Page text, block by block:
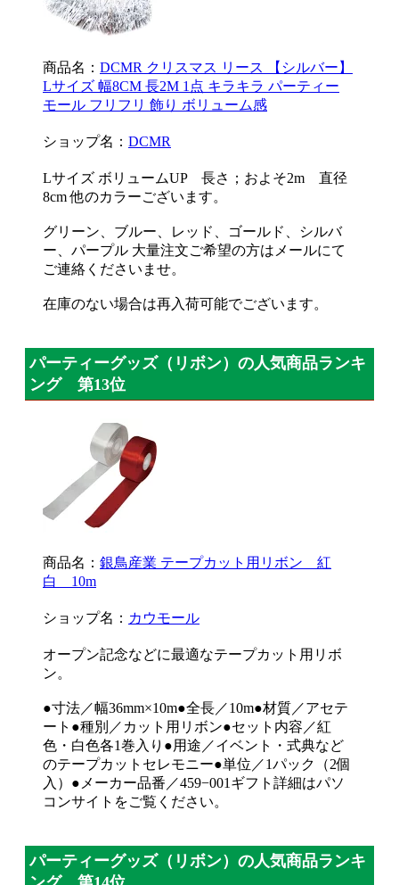
商品名： DCMR クリスマス リース 【シルバー】
Lサイズ 幅8CM 長2M 1点 キラキラ パーティー
モール フリフリ 飾り ボリューム感
ショップ名： DCMR
Lサイズ ボリュームUP 長さ；およそ2m 直径
8cm 他のカラーございます。
グリーン、ブルー、レッド、ゴールド、シルバ
ー、パープル 大量注文ご希望の方はメールにて
ご連絡くださいませ。
在庫のない場合は再入荷可能でございます。
パーティーグッズ（リボン）の人気商品ランキ
ング 第13位
商品名： 銀鳥産業 テープカット用リボン 紅
白 10m
ショップ名： カウモール
オープン記念などに最適なテープカット用リボ
ン。
●寸法／幅36mm×10m●全長／10m●材質／アセテ
ート●種別／カット用リボン●セット内容／紅
色・白色各1巻入り●用途／イベント・式典など
のテープカットセレモニー●単位／1パック（2個
入）●メーカー品番／459−001ギフト詳細はパソ
コンサイトをご覧ください。
パーティーグッズ（リボン）の人気商品ランキ